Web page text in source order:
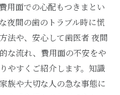
用面での心配もつきまとい
夜間の歯のトラブル時に慌
法や、安心して歯医者 夜間
な流れ、費用面の不安をや
やすくご紹介します。知識
族や大切な人の急な事態に